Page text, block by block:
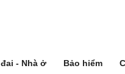
- Nhà ở Bảo hiểm